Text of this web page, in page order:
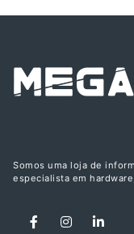
Somos uma loja de
especialista em